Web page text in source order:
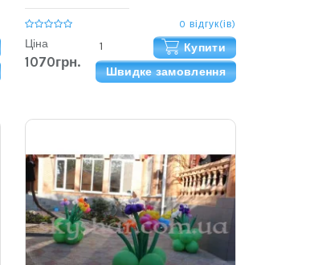
0 відгук(ів)
Ціна
1070грн.
Купити
Швидке замовлення